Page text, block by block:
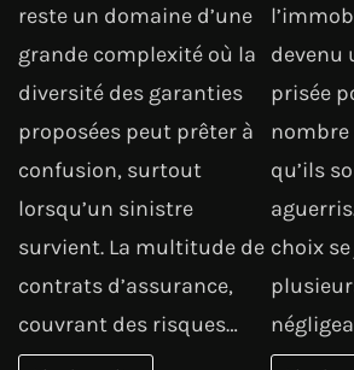
reste un domaine d’une
grande complexité où la
diversité des garanties
proposées peut prêter à
confusion, surtout
lorsqu’un sinistre
survient. La multitude de
contrats d’assurance,
couvrant des risques…
devenu
prisée
nombre
qu’ils
choix